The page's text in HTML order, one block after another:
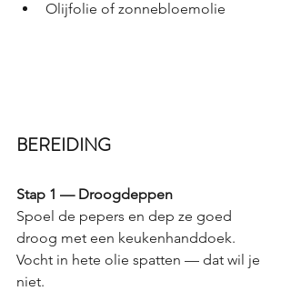
Olijfolie of zonnebloemolie
BEREIDING
Stap 1 — Droogdeppen
Spoel de pepers en dep ze goed
droog met een keukenhanddoek.
Vocht in hete olie spatten — dat wil je
niet.